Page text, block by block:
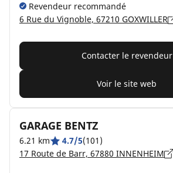
Revendeur recommandé
6 Rue du Vignoble, 67210 GOXWILLER
Contacter le revendeur
Voir le site web
GARAGE BENTZ
6.21 km 4.7/5(101)
17 Route de Barr, 67880 INNENHEIM